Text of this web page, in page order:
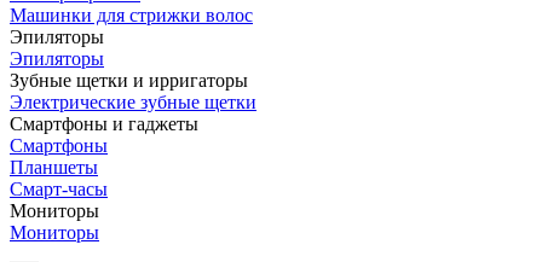
Машинки для стрижки волос
Эпиляторы
Эпиляторы
Зубные щетки и ирригаторы
Электрические зубные щетки
Смартфоны и гаджеты
Смартфоны
Планшеты
Смарт-часы
Мониторы
Мониторы